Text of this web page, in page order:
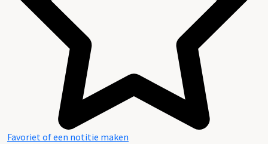
Favoriet of een notitie maken